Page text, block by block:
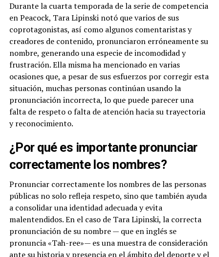
Durante la cuarta temporada de la serie de competencia
en Peacock, Tara Lipinski notó que varios de sus
coprotagonistas, así como algunos comentaristas y
creadores de contenido, pronunciaron erróneamente su
nombre, generando una especie de incomodidad y
frustración. Ella misma ha mencionado en varias
ocasiones que, a pesar de sus esfuerzos por corregir esta
situación, muchas personas continúan usando la
pronunciación incorrecta, lo que puede parecer una
falta de respeto o falta de atención hacia su trayectoria
y reconocimiento.
¿Por qué es importante pronunciar
correctamente los nombres?
Pronunciar correctamente los nombres de las personas
públicas no solo refleja respeto, sino que también ayuda
a consolidar una identidad adecuada y evita
malentendidos. En el caso de Tara Lipinski, la correcta
pronunciación de su nombre — que en inglés se
pronuncia «Tah-ree»— es una muestra de consideración
ante su historia y presencia en el ámbito del deporte y el